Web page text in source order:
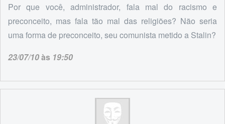
Por que você, administrador, fala mal do racismo e
preconceito, mas fala tão mal das religiões? Não seria
uma forma de preconceito, seu comunista metido a Stalin?
23/07/10às 19:50